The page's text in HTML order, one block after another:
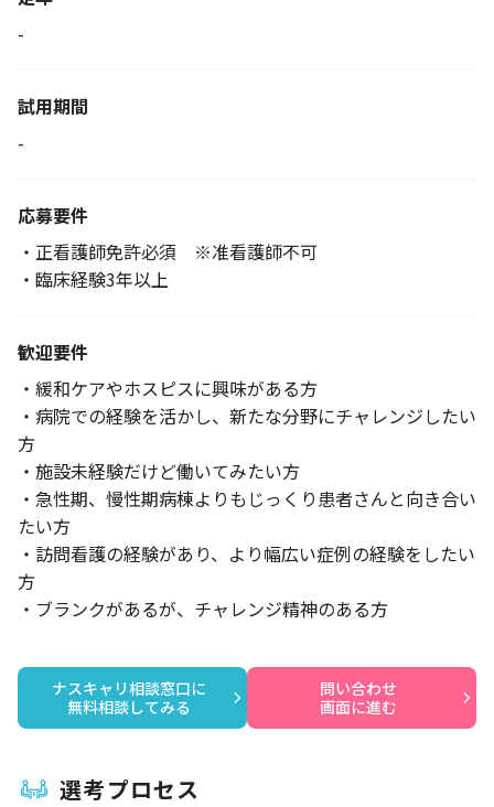
-
試用期間
-
応募要件
・正看護師免許必須 ※准看護師不可
・臨床経験3年以上
歓迎要件
・緩和ケアやホスピスに興味がある方
・病院での経験を活かし、新たな分野にチャレンジしたい
方
・施設未経験だけど働いてみたい方
・急性期、慢性期病棟よりもじっくり患者さんと向き合い
たい方
・訪問看護の経験があり、より幅広い症例の経験をしたい
方
・ブランクがあるが、チャレンジ精神のある方
ナスキャリ相談窓口に
無料相談してみる
問い合わせ
画面に進む
選考プロセス